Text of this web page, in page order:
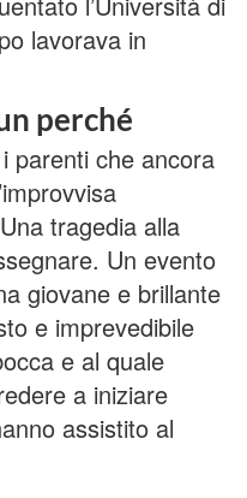
lavorava in
perché
parenti che ancora
tragedia alla
Un evento
giovane e brillante
e imprevedibile
e al quale
a iniziare
assistito al